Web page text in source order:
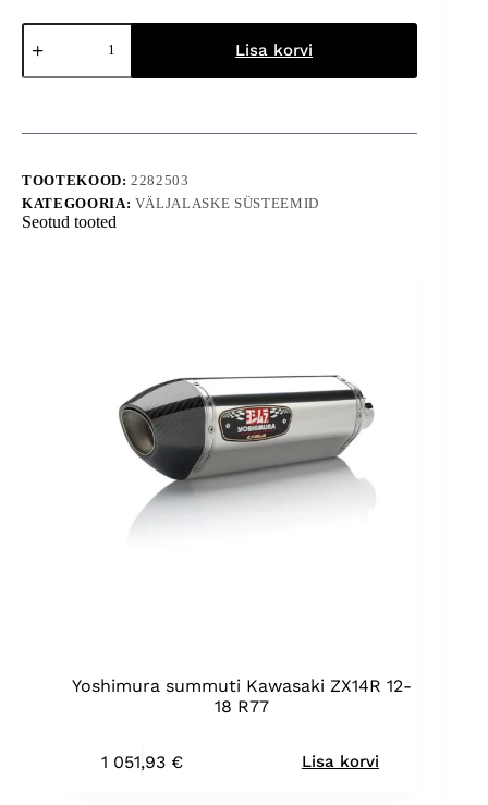
Yoshimura
summuti
SS
kogus
Lisa korvi
TOOTEKOOD:2282503
KATEGOORIA: VÄLJALASKE SÜSTEEMID
Seotud tooted
Yoshimura summuti Kawasaki ZX14R 12-
18 R77
1 051,93 € Lisa korvi